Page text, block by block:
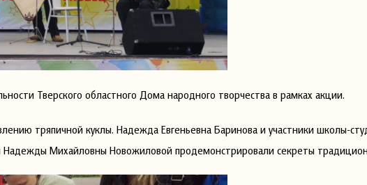
Тверского областного Дома народного творчества в рамках акции.
тряпичной куклы. Надежда Евгеньевна Баринова и участники школы-
Михайловны Новожиловой продемонстрировали секреты